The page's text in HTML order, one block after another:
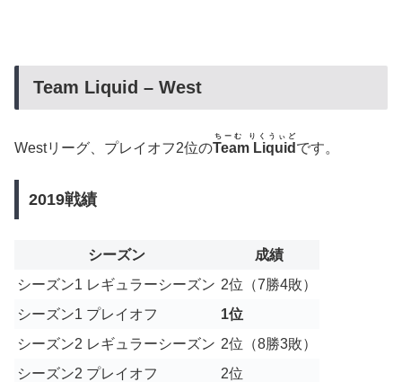
Team Liquid – West
Westリーグ、プレイオフ2位のTeam Liquid
ちーむ りくうぃど
です。
2019戦績
シーズン
成績
シーズン1 レギュラーシーズン 2位（7勝4敗）
シーズン1 プレイオフ
1位
シーズン2 レギュラーシーズン 2位（8勝3敗）
シーズン2 プレイオフ
2位